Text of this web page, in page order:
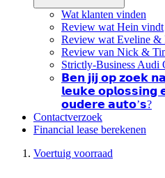
Wat klanten vinden
Review wat Hein vindt
Review wat Eveline &
Review van Nick &
Strictly-Business Audi
𝗕𝗲𝗻 𝗷𝗶𝗷 𝗼𝗽 𝘇𝗼𝗲𝗸
𝗹𝗲𝘂𝗸𝗲 𝗼𝗽𝗹𝗼𝘀𝘀𝗶𝗻𝗴
𝗼𝘂𝗱𝗲𝗿𝗲 𝗮𝘂𝘁𝗼’𝘀?
Contactverzoek
Financial lease berekenen
Voertuig voorraad